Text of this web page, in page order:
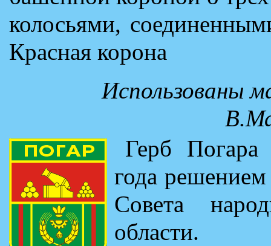
колосьями,
Красная корона
Использованы
Герб
года
Совета
области.